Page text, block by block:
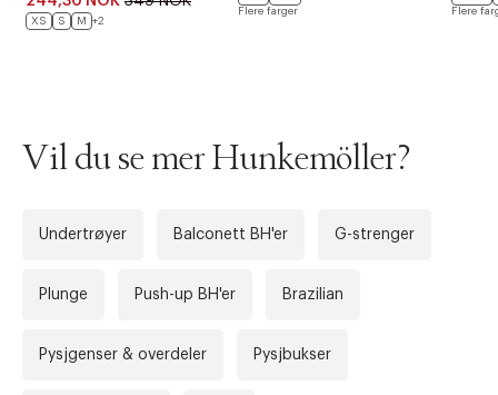
XS S M +2
Flere farger
Flere
Vil du se mer Hunkemöller?
Undertrøyer Balconett BH'er G-strenger
Plunge Push-up BH'er Brazilian
Pysjgenser & overdeler Pysjbukser